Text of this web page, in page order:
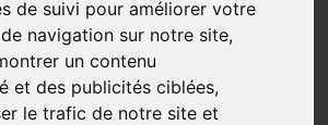
de suivi pour améliorer votre
navigation sur notre site,
un contenu
et des publicités ciblées,
le trafic de notre site et